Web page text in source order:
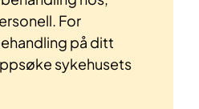
For
på ditt
sykehusets